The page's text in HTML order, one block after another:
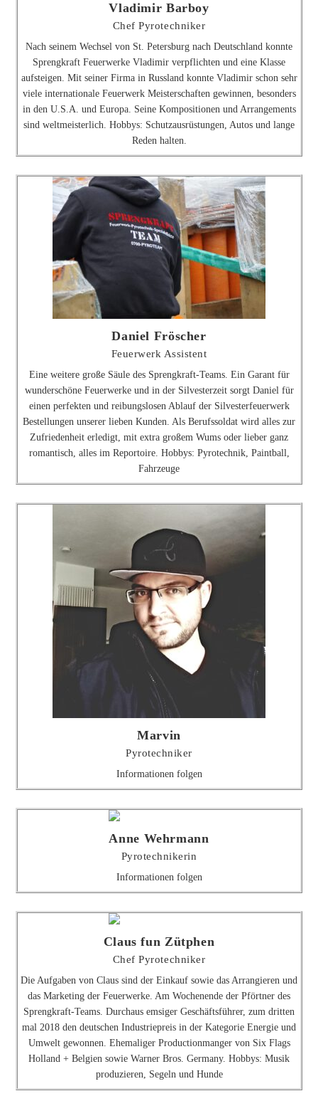
Vladimir Barboy
Chef Pyrotechniker
Nach seinem Wechsel von St. Petersburg nach Deutschland konnte
Sprengkraft Feuerwerke Vladimir verpflichten und eine Klasse
aufsteigen. Mit seiner Firma in Russland konnte Vladimir schon sehr
viele internationale Feuerwerk Meisterschaften gewinnen, besonders
in den U.S.A. und Europa. Seine Kompositionen und Arrangements
sind weltmeisterlich. Hobbys: Schutzausrüstungen, Autos und lange
Reden halten.
Daniel Fröscher
Feuerwerk Assistent
Eine weitere große Säule des Sprengkraft-Teams. Ein Garant für
wunderschöne Feuerwerke und in der Silvesterzeit sorgt Daniel für
einen perfekten und reibungslosen Ablauf der Silvesterfeuerwerk
Bestellungen unserer lieben Kunden. Als Berufssoldat wird alles zur
Zufriedenheit erledigt, mit extra großem Wums oder lieber ganz
romantisch, alles im Reportoire. Hobbys: Pyrotechnik, Paintball,
Fahrzeuge
Marvin
Pyrotechniker
Informationen folgen
Anne Wehrmann
Pyrotechnikerin
Informationen folgen
Claus fun Zütphen
Chef Pyrotechniker
Die Aufgaben von Claus sind der Einkauf sowie das Arrangieren und
das Marketing der Feuerwerke. Am Wochenende der Pförtner des
Sprengkraft-Teams. Durchaus emsiger Geschäftsführer, zum dritten
mal 2018 den deutschen Industriepreis in der Kategorie Energie und
Umwelt gewonnen. Ehemaliger Productionmanger von Six Flags
Holland + Belgien sowie Warner Bros. Germany. Hobbys: Musik
produzieren, Segeln und Hunde